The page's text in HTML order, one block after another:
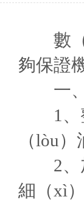
數（
夠保證
一、
1、整
（lòu
2、加
細（xì